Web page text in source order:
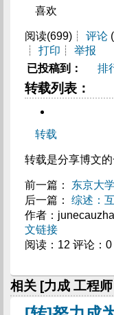
喜欢
阅读(699)┊ 评论
┊ 打印 ┊ 举报
已投稿到：
排
转载列表：
转载
转载是分享博文
前一篇： 东京大
后一篇： 综述：
作者：
文链接
阅读：12 评论：0
相关 [力成 工程师